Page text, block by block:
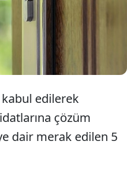
yöneticinin görevleri,
tutarlarının
düzenlemelere gidildi.
dönemin detayları...
edilerek
çözüm
dair merak edilen 5